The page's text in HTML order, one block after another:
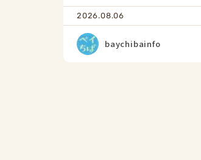
2026.08.06
baychibainfo